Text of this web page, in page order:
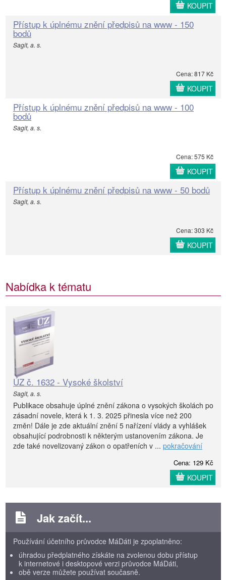
KOUPIT
Přístup k úplnému znění předpisů na www - 150
bodů
Sagit, a. s.
Cena: 817 Kč
KOUPIT
Přístup k úplnému znění předpisů na www - 100
bodů
Sagit, a. s.
Cena: 575 Kč
KOUPIT
Přístup k úplnému znění předpisů na www - 50 bodů
Sagit, a. s.
Cena: 303 Kč
KOUPIT
Nabídka k tématu
ÚZ č. 1632 - Vysoké školství
Sagit, a. s.
Publikace obsahuje úplné znění zákona o vysokých školách po
zásadní novele, která k 1. 3. 2025 přinesla více než 200
změn! Dále je zde aktuální znění 5 nařízení vlády a vyhlášek
obsahující podrobnosti k některým ustanovením zákona. Je
zde také novelizovaný zákon o opatřeních v ... pokračování
Cena: 129 Kč
KOUPIT
Jak začít...
Používání účetního průvodce MáDáti je zpoplatněno:
úhradou předplatného získáte na zvolenou dobu přístup
k internetové i desktopové verzi průvodce MáDáti,
obě verze můžete používat současně.